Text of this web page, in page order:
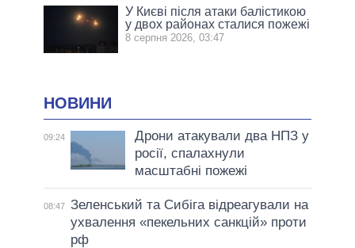
У Києві після атаки балістикою
у двох районах сталися пожежі
8 серпня 2026, 03:47
НОВИНИ
09:24
Дрони атакували два НПЗ у
росії, спалахнули
масштабні пожежі
08:47 Зеленський та Сибіга відреагували на
ухвалення «пекельних санкцій» проти
рф